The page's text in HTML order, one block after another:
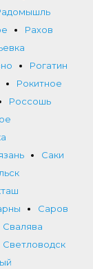
Рахов
Рогатин
Рокитное
Россошь
Саки
Саров
Свалява
Светловодск